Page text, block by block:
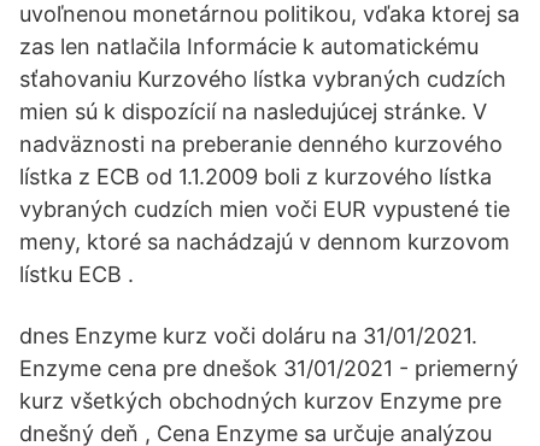
uvoľnenou monetárnou politikou, vďaka ktorej sa
zas len natlačila Informácie k automatickému
sťahovaniu Kurzového lístka vybraných cudzích
mien sú k dispozícií na nasledujúcej stránke. V
nadväznosti na preberanie denného kurzového
lístka z ECB od 1.1.2009 boli z kurzového lístka
vybraných cudzích mien voči EUR vypustené tie
meny, ktoré sa nachádzajú v dennom kurzovom
lístku ECB .
dnes Enzyme kurz voči doláru na 31/01/2021.
Enzyme cena pre dnešok 31/01/2021 - priemerný
kurz všetkých obchodných kurzov Enzyme pre
dnešný deň , Cena Enzyme sa určuje analýzou